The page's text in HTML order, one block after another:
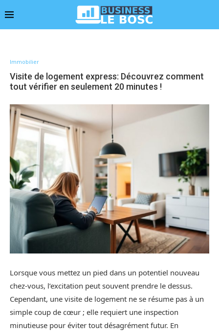
Immobilier
Visite de logement express: Découvrez comment
tout vérifier en seulement 20 minutes !
Lorsque vous mettez un pied dans un potentiel nouveau
chez-vous, l’excitation peut souvent prendre le dessus.
Cependant, une visite de logement ne se résume pas à un
simple coup de cœur ; elle requiert une inspection
minutieuse pour éviter tout désagrément futur. En